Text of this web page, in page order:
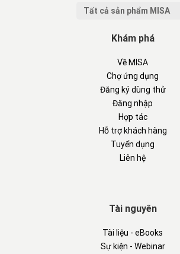
Khám phá
Về MISA
Chợ ứng dụng
Đăng ký dùng thử
Đăng nhập
Hợp tác
Hỗ trợ khách hàng
Tuyển dụng
Liên hệ
Tài nguyên
Tài liệu - eBooks
Sự kiện - Webinar